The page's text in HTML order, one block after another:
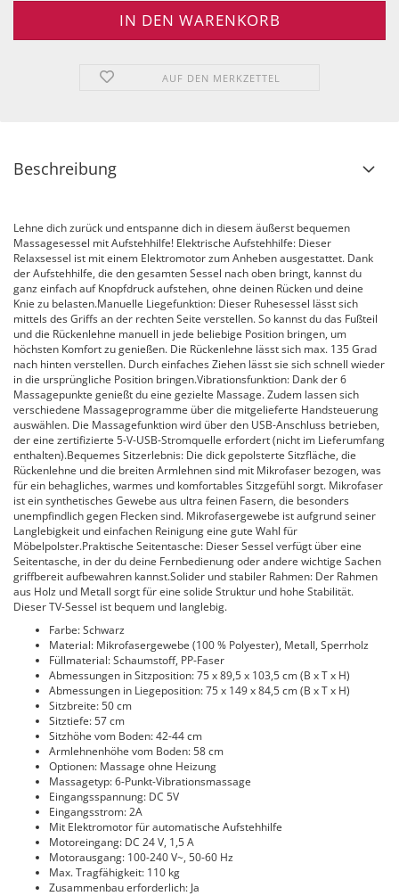
AUF DEN MERKZETTEL
Beschreibung
Lehne dich zurück und entspanne dich in diesem äußerst bequemen
Massagesessel mit Aufstehhilfe! Elektrische Aufstehhilfe: Dieser
Relaxsessel ist mit einem Elektromotor zum Anheben ausgestattet. Dank
der Aufstehhilfe, die den gesamten Sessel nach oben bringt, kannst du
ganz einfach auf Knopfdruck aufstehen, ohne deinen Rücken und deine
Knie zu belasten.Manuelle Liegefunktion: Dieser Ruhesessel lässt sich
mittels des Griffs an der rechten Seite verstellen. So kannst du das Fußteil
und die Rückenlehne manuell in jede beliebige Position bringen, um
höchsten Komfort zu genießen. Die Rückenlehne lässt sich max. 135 Grad
nach hinten verstellen. Durch einfaches Ziehen lässt sie sich schnell wieder
in die ursprüngliche Position bringen.Vibrationsfunktion: Dank der 6
Massagepunkte genießt du eine gezielte Massage. Zudem lassen sich
verschiedene Massageprogramme über die mitgelieferte Handsteuerung
auswählen. Die Massagefunktion wird über den USB-Anschluss betrieben,
der eine zertifizierte 5-V-USB-Stromquelle erfordert (nicht im Lieferumfang
enthalten).Bequemes Sitzerlebnis: Die dick gepolsterte Sitzfläche, die
Rückenlehne und die breiten Armlehnen sind mit Mikrofaser bezogen, was
für ein behagliches, warmes und komfortables Sitzgefühl sorgt. Mikrofaser
ist ein synthetisches Gewebe aus ultra feinen Fasern, die besonders
unempfindlich gegen Flecken sind. Mikrofasergewebe ist aufgrund seiner
Langlebigkeit und einfachen Reinigung eine gute Wahl für
Möbelpolster.Praktische Seitentasche: Dieser Sessel verfügt über eine
Seitentasche, in der du deine Fernbedienung oder andere wichtige Sachen
griffbereit aufbewahren kannst.Solider und stabiler Rahmen: Der Rahmen
aus Holz und Metall sorgt für eine solide Struktur und hohe Stabilität.
Dieser TV-Sessel ist bequem und langlebig.
Farbe: Schwarz
Material: Mikrofasergewebe (100 % Polyester), Metall, Sperrholz
Füllmaterial: Schaumstoff, PP-Faser
Abmessungen in Sitzposition: 75 x 89,5 x 103,5 cm (B x T x H)
Abmessungen in Liegeposition: 75 x 149 x 84,5 cm (B x T x H)
Sitzbreite: 50 cm
Sitztiefe: 57 cm
Sitzhöhe vom Boden: 42-44 cm
Armlehnenhöhe vom Boden: 58 cm
Optionen: Massage ohne Heizung
Massagetyp: 6-Punkt-Vibrationsmassage
Eingangsspannung: DC 5V
Eingangsstrom: 2A
Mit Elektromotor für automatische Aufstehhilfe
Motoreingang: DC 24 V, 1,5 A
Motorausgang: 100-240 V~, 50-60 Hz
Max. Tragfähigkeit: 110 kg
Zusammenbau erforderlich: Ja